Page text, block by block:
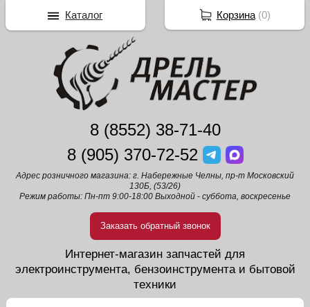
8 (8552) 38-71-40
8 (905) 370-72-52
Адрес розничного магазина: г. Набережные Челны, пр-т Московский
130Б, (53/26)
Режим работы: Пн-пт 9:00-18:00 Выходной - суббота, воскресенье
Заказать обратный звонок
Интернет-магазин запчастей для
электроинструмента, бензоинструмента и бытовой
техники
Корзина(0)
Каталог